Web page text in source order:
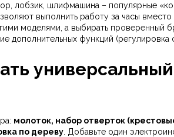
лобзик, шлифмашина – популярные
выполнить работу за часы вместо
моделями, а выбирать проверенный
дополнительных функций (регулировка
молоток, набор отверток
по дереву. Добавьте один